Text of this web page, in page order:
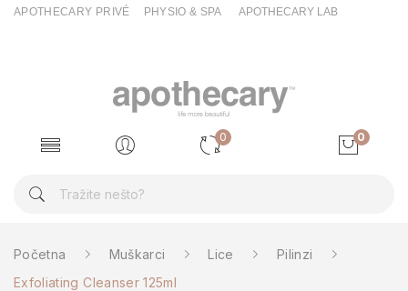
APOTHECARY PRIVÉ PHYSIO & SPA APOTHECARY LAB
0 0
Početna Muškarci Lice
Pilinzi
Exfoliating Cleanser 125ml